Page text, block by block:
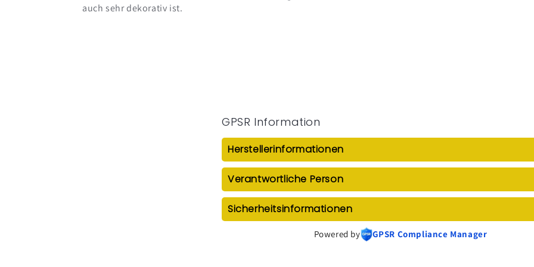
auch sehr dekorativ ist.
GPSR Information
Herstellerinformationen
Verantwortliche Person
Sicherheitsinformationen
Powered by GPSR Compliance Manager